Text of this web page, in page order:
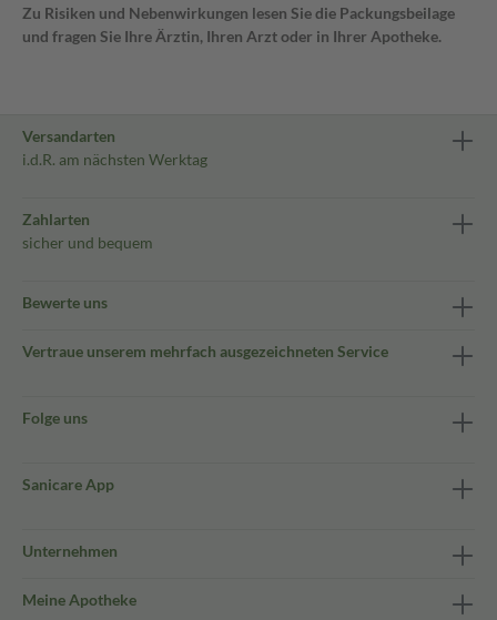
Zu Risiken und Nebenwirkungen lesen Sie die Packungsbeilage
und fragen Sie Ihre Ärztin, Ihren Arzt oder in Ihrer Apotheke.
Versandarten
i.d.R. am nächsten Werktag
Zahlarten
sicher und bequem
Bewerte uns
Vertraue unserem mehrfach ausgezeichneten Service
Folge uns
Sanicare App
Unternehmen
Meine Apotheke